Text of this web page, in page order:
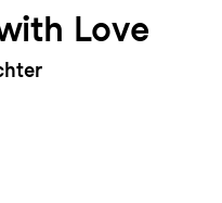
Love